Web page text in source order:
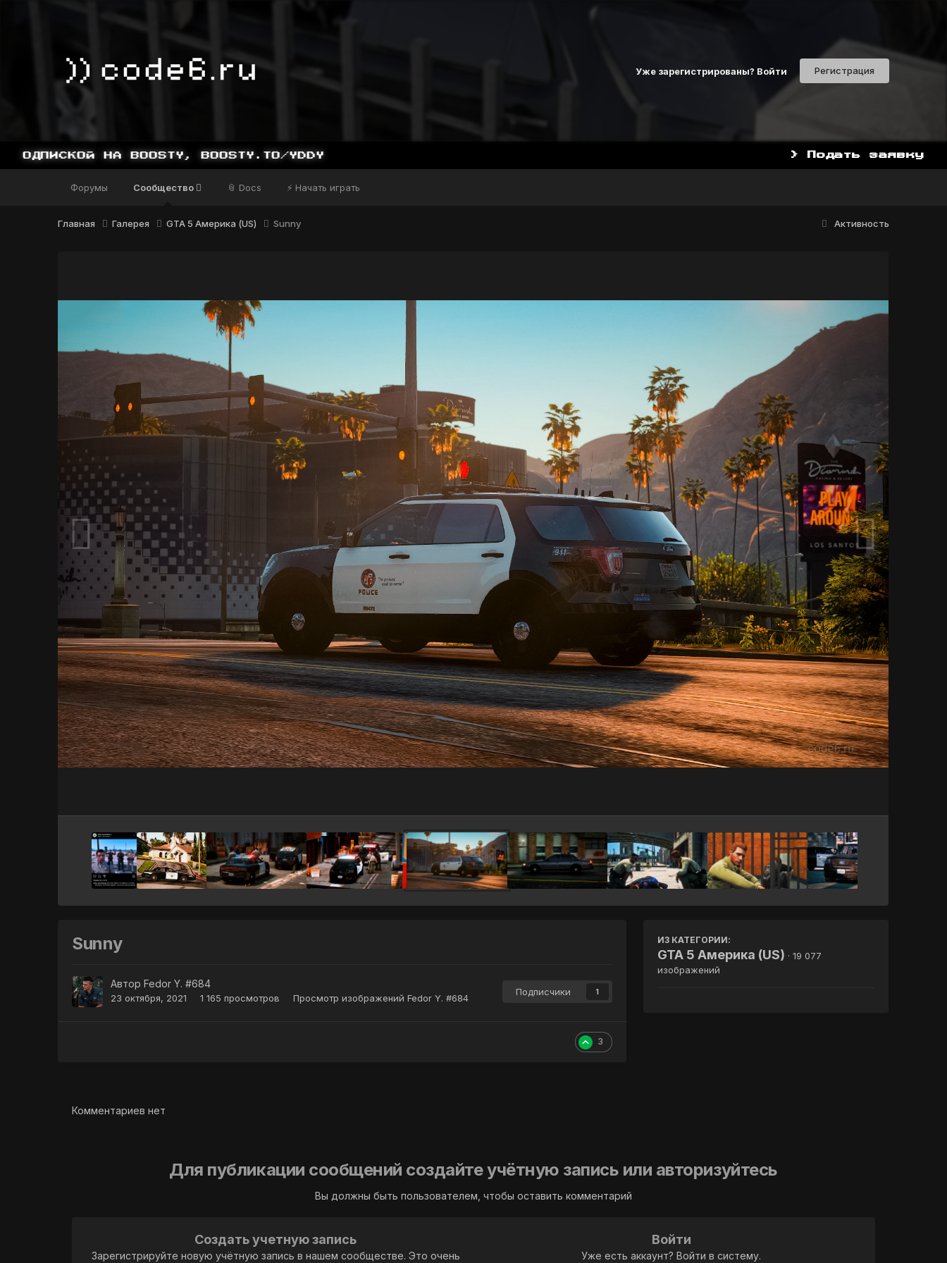
Уже зарегистрированы? Войти Регистрация
НА BOOSTY, BOOSTY.TO/YDDY > Подать заявку
Форумы Сообщество 📎 Docs ⚡ Начать играть
Активность
Главная Галерея GTA 5 Америка (US) Sunny
Sunny
АвторFedor Y. #684
23 октября, 2021 1 165 просмотров Просмотр изображений Fedor Y. #684
Подписчики 1
3
ИЗ КАТЕГОРИИ:
GTA 5 Америка (US) · 19 077
изображений
Комментариев нет
Для публикации сообщений создайте учётную запись или авторизуйтесь
Вы должны быть пользователем, чтобы оставить комментарий
Создать учетную запись
Зарегистрируйте новую учётную запись в нашем сообществе. Это очень
Войти
Уже есть аккаунт? Войти в систему.